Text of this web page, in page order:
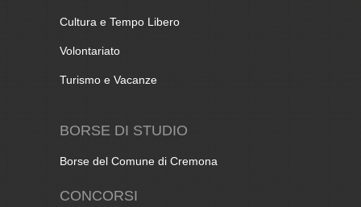
Cultura e Tempo Libero
Volontariato
Turismo e Vacanze
BORSE DI STUDIO
Borse del Comune di Cremona
CONCORSI